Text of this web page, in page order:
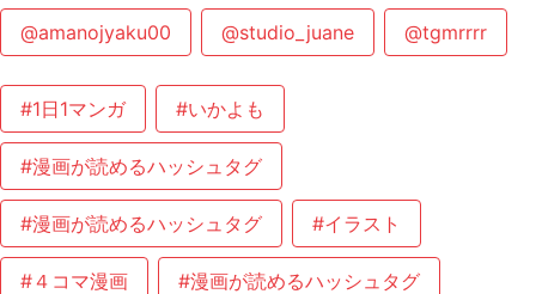
@amanojyaku00 @studio_juane @tgmrrrr
#1日1マンガ #いかよも
#漫画が読めるハッシュタグ
#漫画が読めるハッシュタグ #イラスト
#４コマ漫画 #漫画が読めるハッシュタグ